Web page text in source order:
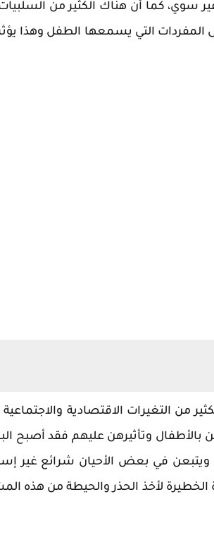
سوي، كما أن هناك الكثير من السلبيات
المفردات التي يسمعها الطفل وهذا
من التغيرات الاقتصادية والاجتماعية
بالأطفال وتأثيرهن عليهم فقد أصبح
في بعض الأحيان شرائع غير
الخطيرة لأخذ الحذر والحيطة من هذه